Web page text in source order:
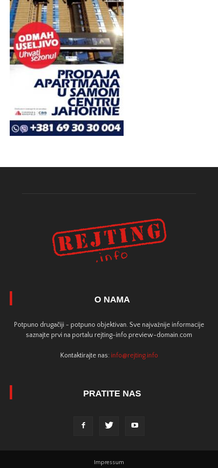
O NAMA
Potpuno drugačiji - potpuno objektivan. Sve najvažnije informacije
saznajte prvi na portalu rejting-info.preview-domain.com
Kontaktirajte nas: info@rejting.info
PRATITE NAS
Impressum